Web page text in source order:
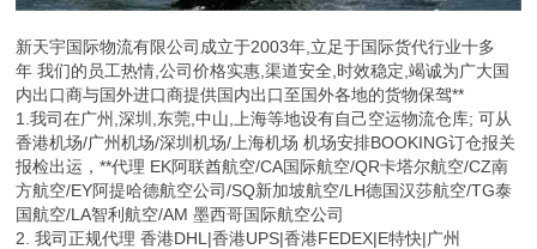
新天宇国际物流有限公司成立于2003年,立足于国际货代行业十多
年 我们的员工热情,公司价格实惠,渠道安全,时效稳定,竭诚为广大国
内出口商与国外进口商提供国内出口至国外各地的货物保驾**
1.我司在广州,深圳,东莞,中山,上海等地设有自己空运物流仓库; 可从
香港机场/广州机场/深圳机场/上海机场 机场安排BOOKING订仓报关
报检出运，**代理 EK阿联酋航空/CA国际航空/QR卡塔尔航空/CZ南
方航空/EY阿提哈德航空公司/SQ新加坡航空/LH德国汉莎航空/TG泰
国航空/LA智利航空/AM 墨西哥国际航空公司
2. 我司正规代理 香港DHL|香港UPS|香港FEDEX|E特快|广州